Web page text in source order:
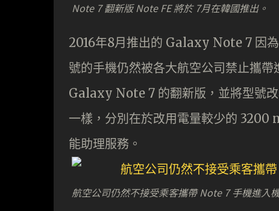
Note 7 翻新版 Note FE 將於 7月在韓國推出。
2016年8月推出的 Galaxy Note 7 因
號的手機仍然被各大航空公司禁止攜
Galaxy Note 7 的翻新版，並將型號
一樣，分別在於改用電量較少的
能助理服務。
航空公司仍然不接受乘客攜帶 Note 7 手機進入